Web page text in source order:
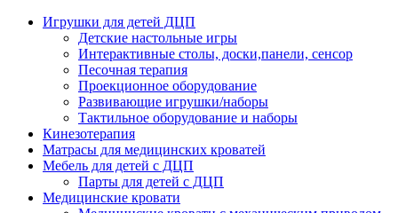
Игрушки для детей ДЦП
Детские настольные игры
Интерактивные столы, доски,панели, сенсор
Песочная терапия
Проекционное оборудование
Развивающие игрушки/наборы
Тактильное оборудование и наборы
Кинезотерапия
Матрасы для медицинских кроватей
Мебель для детей с ДЦП
Парты для детей с ДЦП
Медицинские кровати